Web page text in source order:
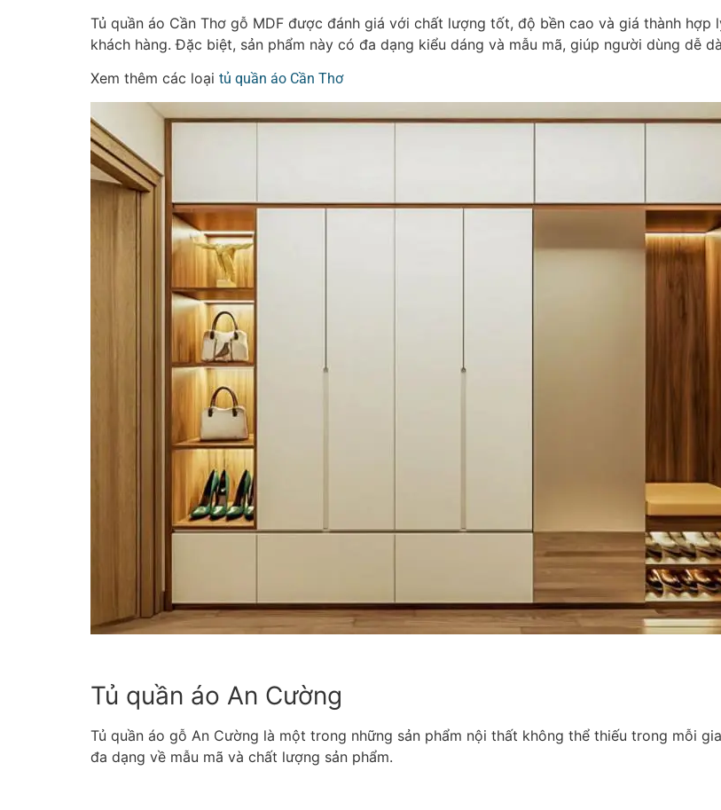
Tủ quần áo Cần Thơ gỗ MDF được đánh giá với chất lượng tốt, độ bền cao và giá thành hợp
khách hàng. Đặc biệt, sản phẩm này có đa dạng kiểu dáng và mẫu mã, giúp người dùng dễ
Xem thêm các loại tủ quần áo Cần Thơ
Tủ quần áo An Cường
Tủ quần áo gỗ An Cường là một trong những sản phẩm nội thất không thể thiếu trong mỗi
đa dạng về mẫu mã và chất lượng sản phẩm.